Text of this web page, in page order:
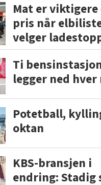
Mat er viktigere
pris når
velger
Ti
legger ned hver
Potetball,
oktan
KBS-bransjen i
endring: Stadig